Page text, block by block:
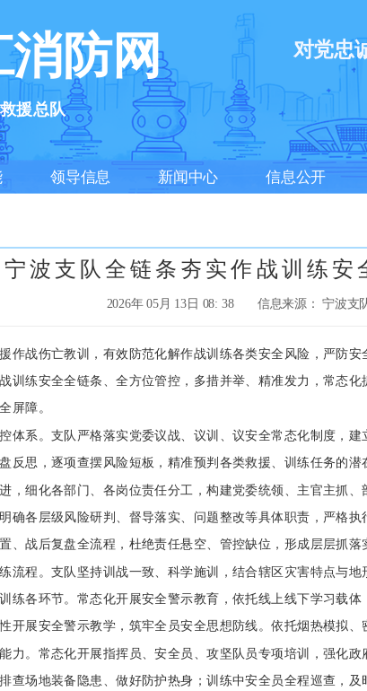
消防网
援总队
对党忠
领导信息 新闻中心 信息公开
宁波支队全链条夯实作战训练安
2026年 05月 13日 08: 38 信息来源： 宁波支
战伤亡教训，有效防范化解作战训练各类安全风险，严防安
训练安全全链条、全方位管控，多措并举、精准发力，常态
屏障。
体系。支队严格落实党委议战、议训、议安全常态化制度，
反思，逐项查摆风险短板，精准预判各类救援、训练任务的
，细化各部门、各岗位责任分工，构建党委统领、主官主抓
确各层级风险研判、督导落实、问题整改等具体职责，严格
、战后复盘全流程，杜绝责任悬空、管控缺位，形成层层抓落
流程。支队坚持训战一致、科学施训，结合辖区灾害特点与
练各环节。常态化开展安全警示教育，依托线上线下学习载
开展安全警示教学，筑牢全员安全思想防线。依托烟热模拟
力。常态化开展指挥员、安全员、攻坚队员专项培训，强化
查场地装备隐患、做好防护热身；训练中安全员全程巡查，